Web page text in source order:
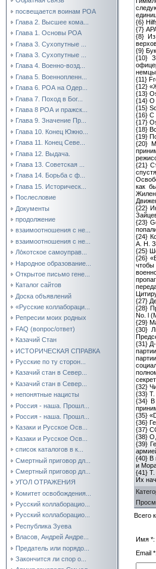
посвещается воинам РОА
Глава 2. Высшее кома...
Глава 1. Основы РОА
Глава 3. Сухопутные ...
Глава 3. Сухопутные ...
Глава 4. Военно-возд...
Глава 5. Военнопленн...
Глава 6. РОА на Одер...
Глава 7. Поход в Бог...
Глава 8 РОА и пражск...
Глава 9. Значение Пр...
Глава 10. Конец Южно...
Глава 11. Конец Севе...
Глава 12. Выдача.
Глава 13. Советская ...
Глава 14. Борьба с ф...
Глава 15. Историческ...
Послесловие
Документы
продолжение
взаимоотношения с не...
взаимоотношения с не...
Ло́котское самоуправ...
Народное образование...
Открытое письмо гене...
Каталог сайтов
Доска объявлений
«Русские коллабораци...
Репресии моих родных
FAQ (вопрос/ответ)
Казачий Стан
ИСТОРИЧЕСКАЯ СПРАВКА
Русские по ту сторон...
Казачий стан в Север...
Казачий стан в Север...
непонятные нацисты
Россия - наша. Прошл...
Россия - наша. Прошл...
Казаки и Русское Осв...
Казаки и Русское Осв...
список каталогов в к...
Смертный приговор дл...
Смертный приговор дл...
УГОЛ ОТРАЖЕНИЯ
Комитет освобождения...
Русский коллаборацио...
Русский коллаборацио...
Республика Зуева
Власов, Андрей Андре...
Предатель или порядо...
Закончится ли спор о...
{6}
{7}
{8}
{9}
{10}
{11}
{12}
{13}
{14} О
{15}
{16} С
{17}
{18}
{19}
{20}
{21}
как
{22}
{23}
{24}
А. Н.
{25}
{26}
{27}
{28}
No. l
{29}
{30}
{31}
{32}
{33} Т.
{34} В
{35}
{36}
{37}
{38} О,
{39}
{40} В
и
{41} Т.
Их
Всего
Имя *:
Email *: